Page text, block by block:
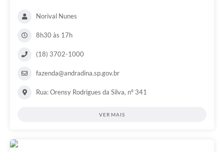
Norival Nunes
8h30 às 17h
(18) 3702-1000
fazenda@andradina.sp.gov.br
Rua: Orensy Rodrigues da Silva, nº 341
VER MAIS